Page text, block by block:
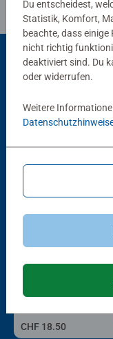
Andere
Die Erde
CHF 18.50
Du entscheidest,
Statistik, Komfort,
beachte, dass
nicht richtig
deaktiviert sind. Du
oder widerrufen.
Weitere